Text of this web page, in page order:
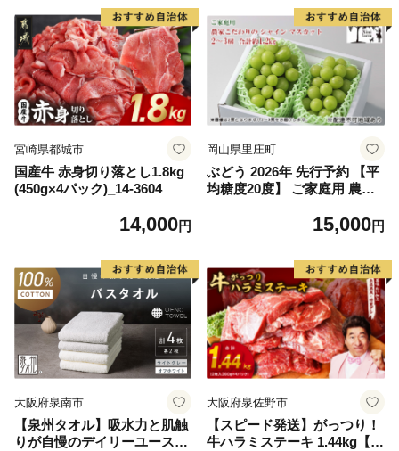
宮崎県都城市
国産牛 赤身切り落とし1.8kg
(450g×4パック)_14-3604
14,000円
岡山県里庄町
ぶどう 2026年 先行予約 【平
均糖度20度】 ご家庭用 農家
ット 2～3房 合計約1.2kg ブ
直送 】
15,000円
大阪府泉南市
【泉州タオル】吸水力と肌触
りが自慢のデイリーユースバ
大阪府泉佐野市
【スピード発送】がっつり！
牛ハラミステーキ 1.44kg【氷